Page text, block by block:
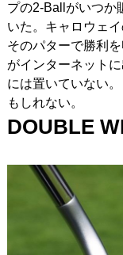
プの2-Ballがいつか
いた。キャロウェ
そのパターで勝利
がインターネット
には置いていない
もしれない。
DOUBLE